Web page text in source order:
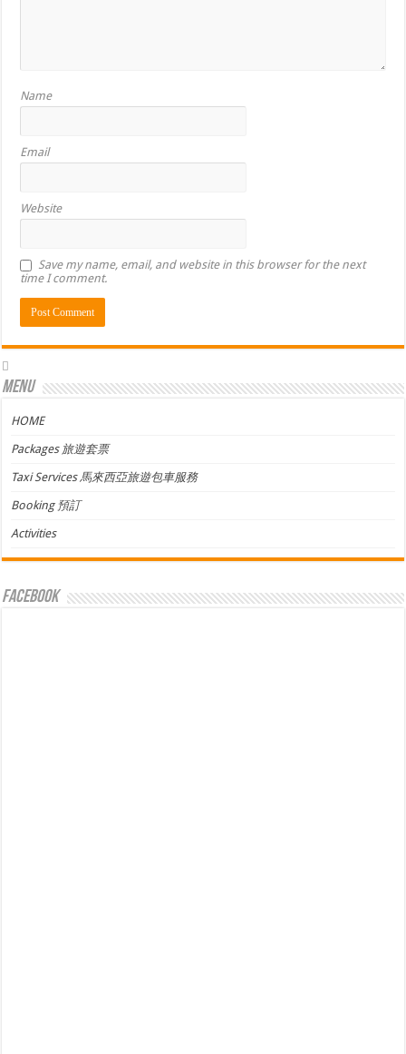
Name
Email
Website
Save my name, email, and website in this browser for the next
time I comment.
Menu
HOME
Packages 旅遊套票
Taxi Services 馬來西亞旅遊包車服務
Booking 預訂
Activities
facebook